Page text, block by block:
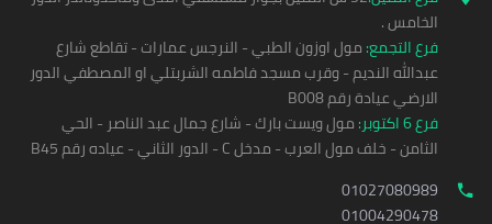
الخامس .
فرع التجمع:مول اوزون الطبي - النرجس عمارات - تقاطع شارع
عبدالله النديم - وقرب مسجد فاطمه الشربتلي او المصطفي الدور
الارضي عيادة رقم B008
فرع 6 اكتوبر:
مول ويست بارك - شارع جمال عبد الناصر - الحي
الثامن - خلف مول العرب - مدخل C - الدور الثاني - عياده رقم B45
01027080989
01004290478